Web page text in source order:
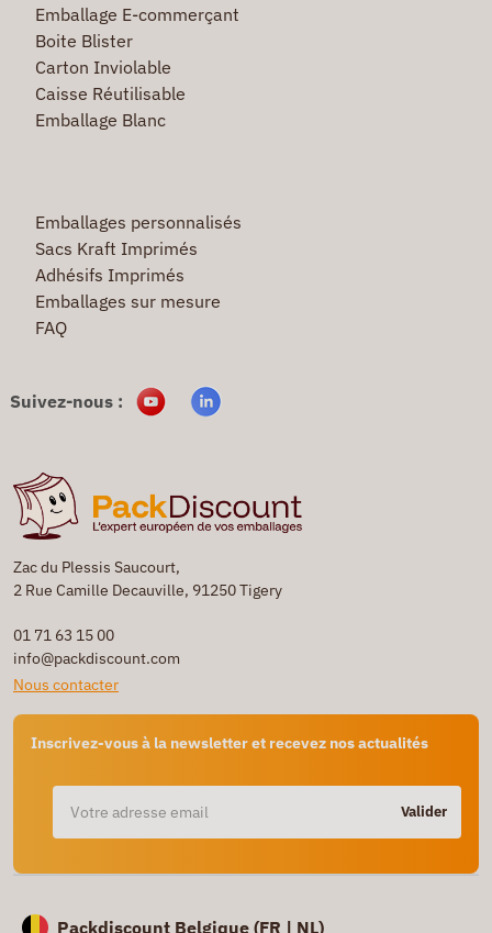
Zac du Plessis Saucourt,
2 Rue Camille Decauville, 91250 Tigery
01 71 63 15 00
info@packdiscount.com
Nous contacter
Inscrivez-vous à la newsletter et recevez nos actualités
Valider
Emballage E-commerçant
Boite Blister
Carton Inviolable
Caisse Réutilisable
Emballage Blanc
Emballages personnalisés
Sacs Kraft Imprimés
Adhésifs Imprimés
Emballages sur mesure
FAQ
Suivez-nous :
Packdiscount Belgique (FR | NL)